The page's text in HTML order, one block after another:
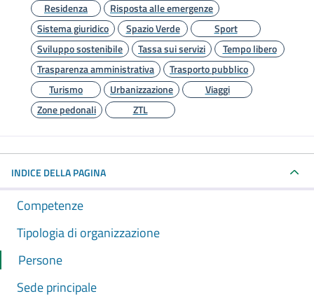
Residenza
Risposta alle emergenze
Sistema giuridico
Spazio Verde
Sport
Sviluppo sostenibile
Tassa sui servizi
Tempo libero
Trasparenza amministrativa
Trasporto pubblico
Turismo
Urbanizzazione
Viaggi
Zone pedonali
ZTL
INDICE DELLA PAGINA
Competenze
Tipologia di organizzazione
Persone
Sede principale